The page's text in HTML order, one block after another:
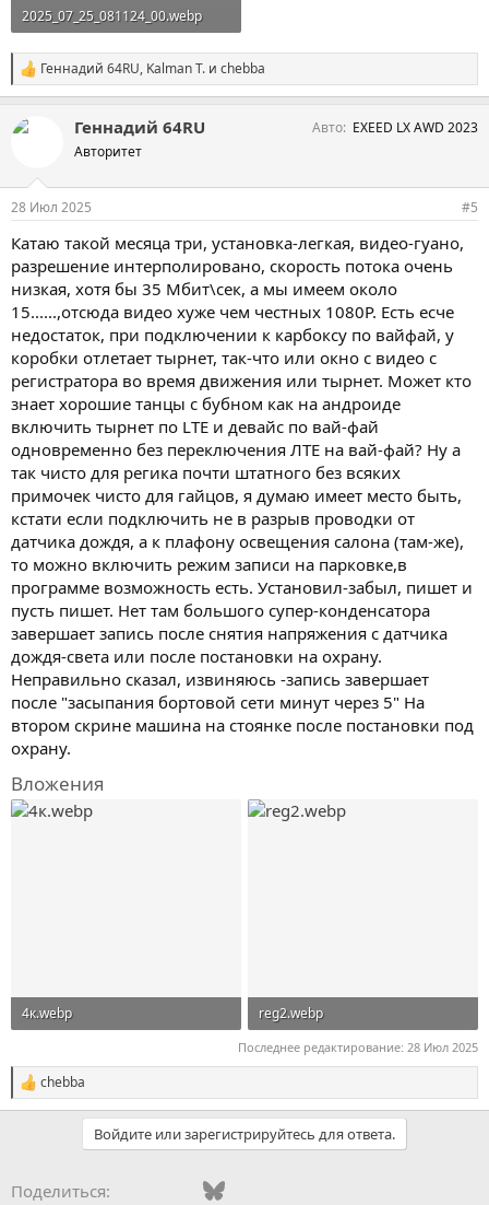
2025_07_25_081124_00.webp
633 KB · Просмотры: 50
С
и
п
:
Геннадий 64RU, Kalman T. и chebba
Геннадий 64RU
Авторитет
Авто EXEED LX AWD 2023
28 Июл 2025 #5
Катаю такой месяца три, установка-легкая, видео-гуано,
разрешение интерполировано, скорость потока очень
низкая, хотя бы 35 Мбит\сек, а мы имеем около
15......,отсюда видео хуже чем честных 1080Р. Есть есче
недостаток, при подключении к карбоксу по вайфай, у
коробки отлетает тырнет, так-что или окно с видео с
регистратора во время движения или тырнет. Может кто
знает хорошие танцы с бубном как на андроиде
включить тырнет по LTE и девайс по вай-фай
одновременно без переключения ЛТЕ на вай-фай? Ну а
так чисто для регика почти штатного без всяких
примочек чисто для гайцов, я думаю имеет место быть,
кстати если подключить не в разрыв проводки от
датчика дождя, а к плафону освещения салона (там-же),
то можно включить режим записи на парковке,в
программе возможность есть. Установил-забыл, пишет и
пусть пишет. Нет там большого супер-конденсатора
завершает запись после снятия напряжения с датчика
дождя-света или после постановки на охрану.
Неправильно сказал, извиняюсь -запись завершает
после "засыпания бортовой сети минут через 5" На
втором скрине машина на стоянке после постановки под
охрану.
Вложения
4к.webp
reg2.webp
197,4 KB · Просмотры: 38
Последнее редактирование: 28 Июл 2025
С
и
и
chebba
Войдите или зарегистрируйтесь для ответа.
Поделиться: Vkontakte
FacebookBluesky